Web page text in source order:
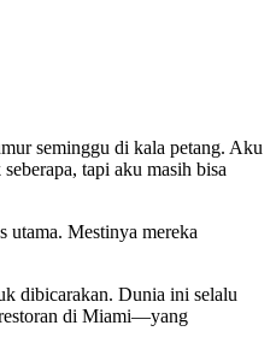
seminggu di kala petang. Aku
tapi aku masih bisa
utama. Mestinya mereka
dibicarakan. Dunia ini selalu
restoran di Miami—yang